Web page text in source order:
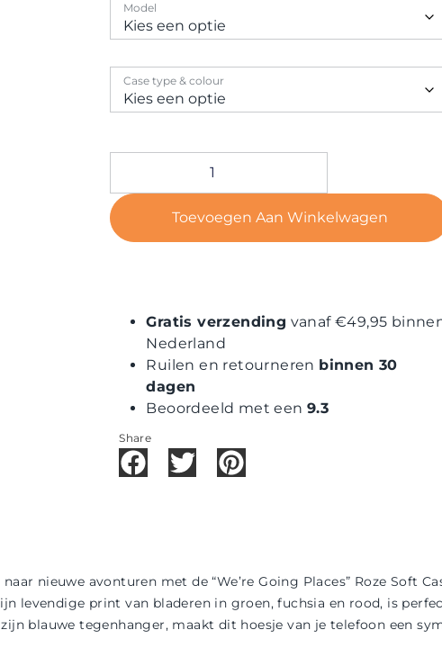
Model
Case type & colour
Toevoegen Aan Winkelwagen
Gratis verzending vanaf €49,95
Nederland
Ruilen en retourneren binnen 30
dagen
Beoordeeld met een9.3
Share
nieuwe avonturen met de “We’re Going Places” Roze Soft
levendige print van bladeren in groen, fuchsia en rood, is
blauwe tegenhanger, maakt dit hoesje van je telefoon een